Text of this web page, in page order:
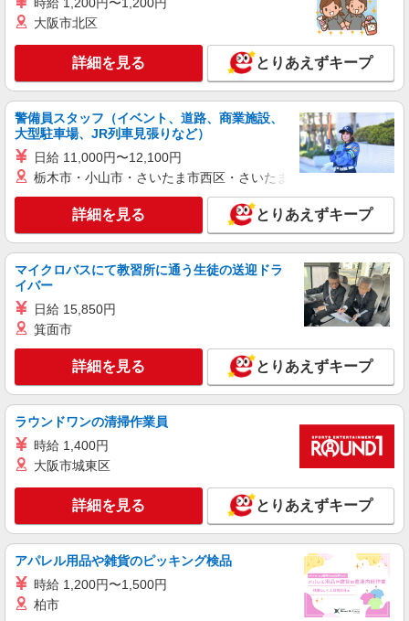
月給329600円 ★交通費規定に基づき交通費支
給
東京都港区（田町駅）
キープ 詳細を見る
派遣社員
株式会社パソナ・東京キャリアセンター/KT600117592701
経理/一般事務
月給320100円 ★交通費規定に基づき交通費支
給
東京都港区（東京メトロ銀座線外苑前駅）
キープ 詳細を見る
紹介予定派遣
株式会社パソナ・東京キャリアセンター/KT600117702901
経理
時給2340円 ＊スキル・経験により、ご相談可
能です。 ★交通費規定に基づき交通費支給
東京都港区（東京メトロ日比谷線虎ノ門ヒルズ
キープ 詳細を見る
株式会社パソナ・東京キャリアセンター/KT600117058403
採用アシスタント/人事労務
時給2050円 月収例：308000円 ★交通費規定に
大阪市北区
詳細を見る とりあえずキープ
警備員スタッフ（イベント、道路、商業施設、
大型駐車場、JR列車見張りなど）
日給 11,000円〜12,100円
栃木市・小山市・さいたま市西区・さいたま市岩槻区・久喜市・
詳細を見る とりあえずキープ
マイクロバスにて教習所に通う生徒の送迎ドラ
イバー
日給 15,850円
箕面市
詳細を見る とりあえずキープ
ラウンドワンの清掃作業員
時給 1,400円
大阪市城東区
詳細を見る とりあえずキープ
アパレル用品や雑貨のピッキング検品
時給 1,200円〜1,500円
柏市